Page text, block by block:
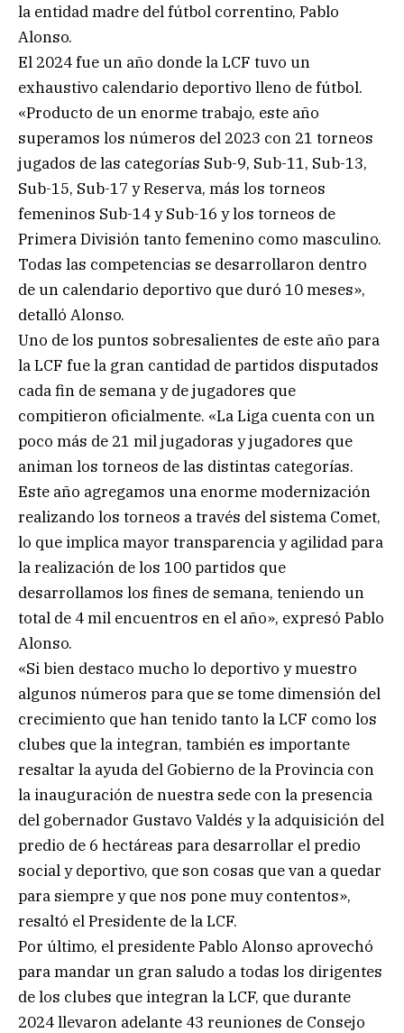
la entidad madre del fútbol correntino, Pablo
Alonso.
El 2024 fue un año donde la LCF tuvo un
exhaustivo calendario deportivo lleno de fútbol.
«Producto de un enorme trabajo, este año
superamos los números del 2023 con 21 torneos
jugados de las categorías Sub-9, Sub-11, Sub-13,
Sub-15, Sub-17 y Reserva, más los torneos
femeninos Sub-14 y Sub-16 y los torneos de
Primera División tanto femenino como masculino.
Todas las competencias se desarrollaron dentro
de un calendario deportivo que duró 10 meses»,
detalló Alonso.
Uno de los puntos sobresalientes de este año para
la LCF fue la gran cantidad de partidos disputados
cada fin de semana y de jugadores que
compitieron oficialmente. «La Liga cuenta con un
poco más de 21 mil jugadoras y jugadores que
animan los torneos de las distintas categorías.
Este año agregamos una enorme modernización
realizando los torneos a través del sistema Comet,
lo que implica mayor transparencia y agilidad para
la realización de los 100 partidos que
desarrollamos los fines de semana, teniendo un
total de 4 mil encuentros en el año», expresó Pablo
Alonso.
«Si bien destaco mucho lo deportivo y muestro
algunos números para que se tome dimensión del
crecimiento que han tenido tanto la LCF como los
clubes que la integran, también es importante
resaltar la ayuda del Gobierno de la Provincia con
la inauguración de nuestra sede con la presencia
del gobernador Gustavo Valdés y la adquisición del
predio de 6 hectáreas para desarrollar el predio
social y deportivo, que son cosas que van a quedar
para siempre y que nos pone muy contentos»,
resaltó el Presidente de la LCF.
Por último, el presidente Pablo Alonso aprovechó
para mandar un gran saludo a todas los dirigentes
de los clubes que integran la LCF, que durante
2024 llevaron adelante 43 reuniones de Consejo